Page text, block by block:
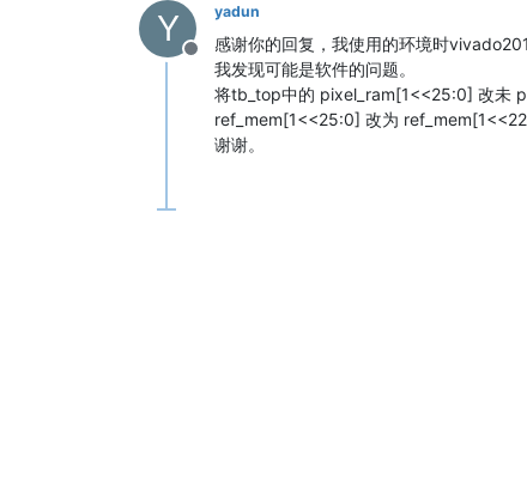
Y
Offline
yadun
感谢你的回复，我使用的环境时
我发现可能是软件的问题。
将tb_top中的 pixel_ram[1<<25:0] 改未
ref_mem[1<<25:0] 改为
谢谢。